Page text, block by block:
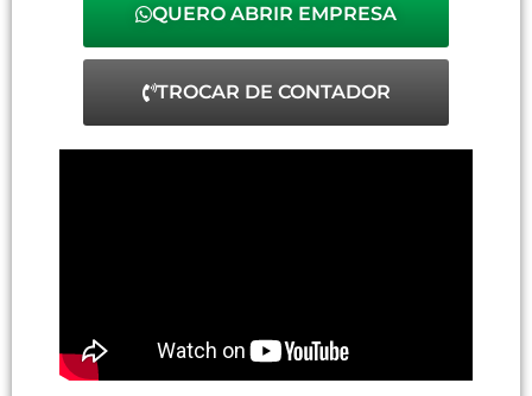
QUERO ABRIR EMPRESA
TROCAR DE CONTADOR